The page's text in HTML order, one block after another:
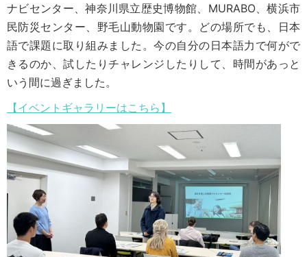
ナビセンター、神奈川県立歴史博物館、MURABO、横浜市
民防災センター、野毛山動物園です。どの場所でも、日本
語で課題に取り組みました。今の自分の日本語力で何がで
きるのか、試したりチャレンジしたりして、時間があっと
いう間に過ぎました。
【イベントギャラリーはこちら】